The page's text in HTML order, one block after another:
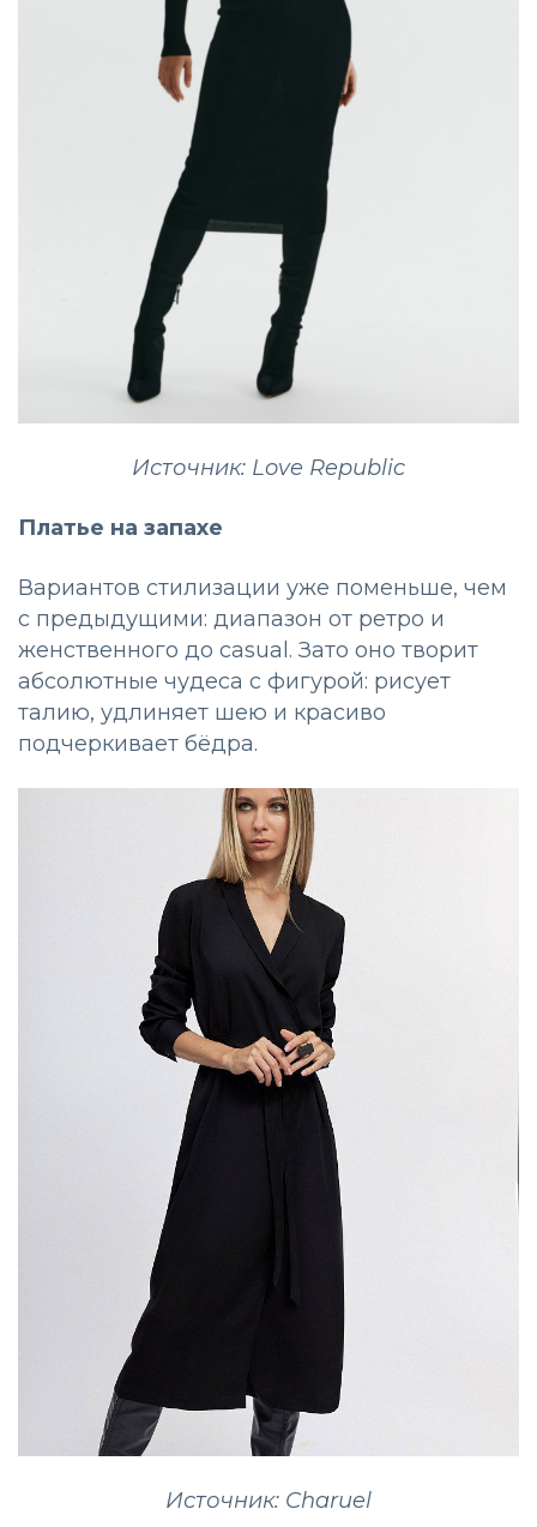
Источник: Love Republic
Платье на запахе
Вариантов стилизации уже поменьше, чем
с предыдущими: диапазон от ретро и
женственного до casual. Зато оно творит
абсолютные чудеса с фигурой: рисует
талию, удлиняет шею и красиво
подчеркивает бёдра.
Источник: Charuel